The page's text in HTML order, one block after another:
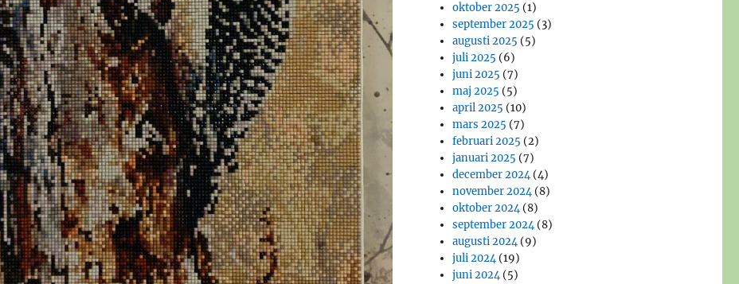
oktober 2025 (1)
september 2025 (3)
augusti 2025 (5)
juli 2025 (6)
juni 2025 (7)
maj 2025 (5)
april 2025 (10)
mars 2025 (7)
februari 2025 (2)
januari 2025 (7)
december 2024(4)
november 2024(8)
oktober 2024(8)
september 2024(8)
augusti 2024(9)
juli 2024(19)
juni 2024(5)